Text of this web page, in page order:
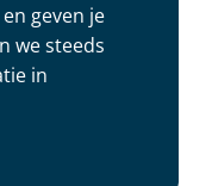
geven je
we steeds
in